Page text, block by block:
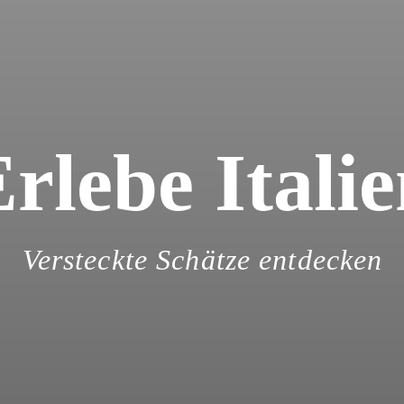
Versteckte Schätze entdecken